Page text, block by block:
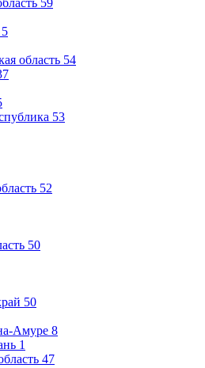
59
5
область 54
53
52
50
50
Амуре 8
1
47